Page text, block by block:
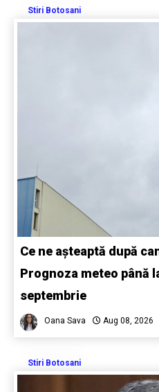
Stiri Botosani
Ce ne așteaptă după
Prognoza meteo până
septembrie
Oana Sava Aug 08, 2026
Stiri Botosani